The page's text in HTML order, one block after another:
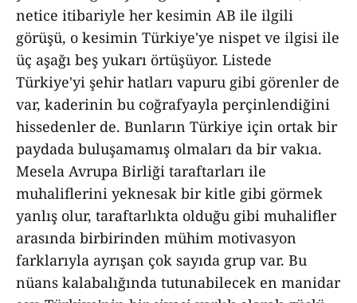
netice itibariyle her kesimin AB ile ilgili
görüşü, o kesimin Türkiye'ye nispet ve ilgisi ile
üç aşağı beş yukarı örtüşüyor. Listede
Türkiye'yi şehir hatları vapuru gibi görenler de
var, kaderinin bu coğrafyayla perçinlendiğini
hissedenler de. Bunların Türkiye için ortak bir
paydada buluşamamış olmaları da bir vakıa.
Mesela Avrupa Birliği taraftarları ile
muhaliflerini yeknesak bir kitle gibi görmek
yanlış olur, taraftarlıkta olduğu gibi muhalifler
arasında birbirinden mühim motivasyon
farklarıyla ayrışan çok sayıda grup var. Bu
nüans kalabalığında tutunabilecek en manidar